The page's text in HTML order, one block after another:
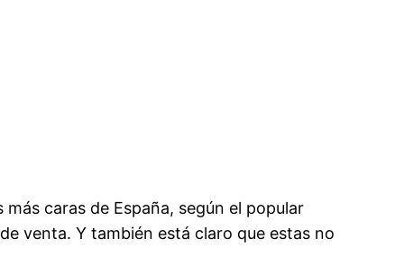
caras de España, según el popular
venta. Y también está claro que estas no